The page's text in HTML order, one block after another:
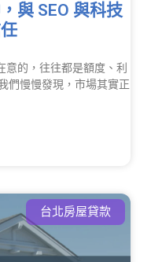
與 SEO 與科技
的，往往都是額度、利
們慢慢發現，市場其實正
台北房屋貸款